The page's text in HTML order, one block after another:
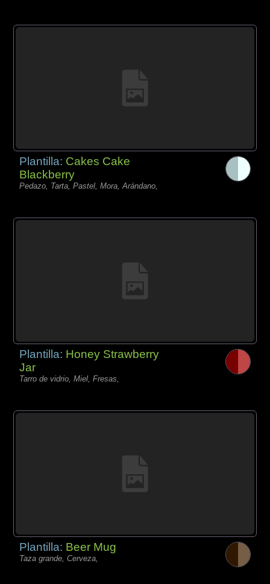
Plantilla: Cakes Cake
Blackberry
Pedazo, Tarta, Pastel, Mora, Arándano,
Plantilla: Honey Strawberry
Jar
Tarro de vidrio, Miel, Fresas,
Plantilla: Beer Mug
Taza grande, Cerveza,